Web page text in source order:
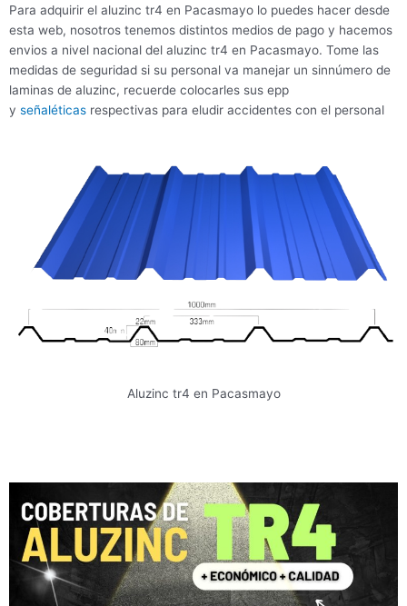
Para adquirir el aluzinc tr4 en Pacasmayo lo puedes hacer desde
esta web, nosotros tenemos distintos medios de pago y hacemos
envios a nivel nacional del aluzinc tr4 en Pacasmayo. Tome las
medidas de seguridad si su personal va manejar un sinnúmero de
laminas de aluzinc, recuerde colocarles sus epp
y señaléticas respectivas para eludir accidentes con el personal
Aluzinc tr4 en Pacasmayo